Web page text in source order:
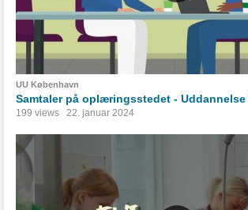
UU København
Samtaler på oplæringsstedet -
199 views 22. januar 2024